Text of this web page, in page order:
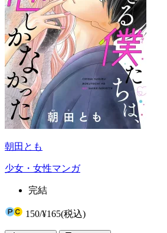
朝田とも
少女・女性マンガ
完結
150/¥165(税込)